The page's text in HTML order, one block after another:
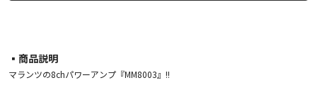
▪︎商品説明
マランツの8chパワーアンプ『MM8003』!!